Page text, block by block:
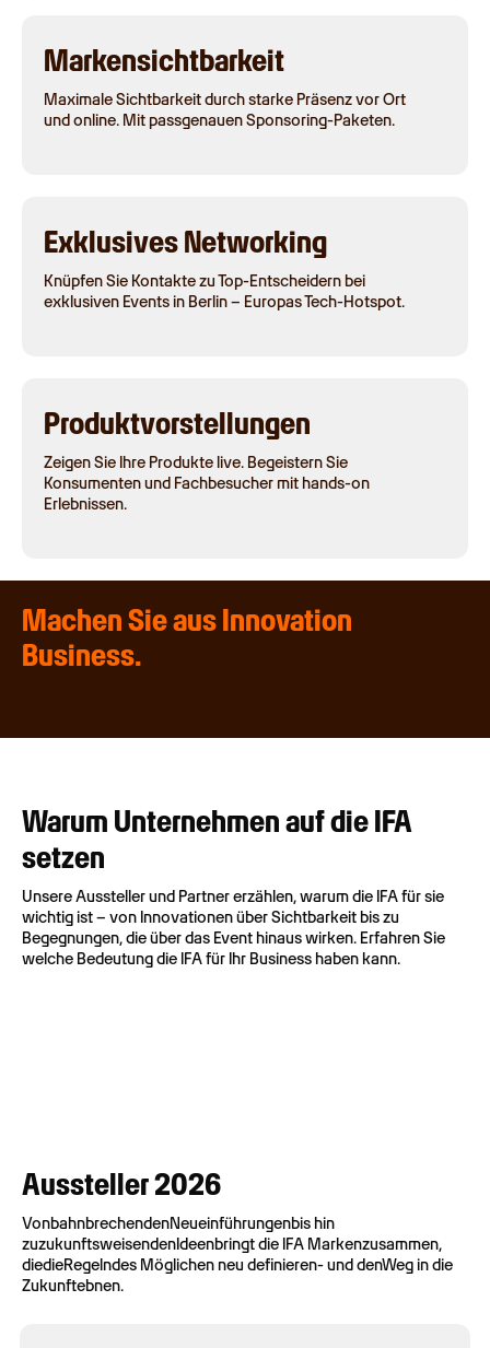
Markensichtbarkeit
Maximale Sichtbarkeit durch starke Präsenz vor Ort
und online. Mit passgenauen Sponsoring-Paketen.
Exklusives Networking
Knüpfen Sie Kontakte zu Top-Entscheidern bei
exklusiven Events in Berlin – Europas Tech-Hotspot.
Produktvorstellungen
Zeigen Sie Ihre Produkte live. Begeistern Sie
Konsumenten und Fachbesucher mit hands-on
Erlebnissen.
Machen Sie aus Innovation
Business.
Warum Unternehmen auf die IFA
setzen
Unsere Aussteller und Partner erzählen, warum die IFA für sie
wichtig ist – von Innovationen über Sichtbarkeit bis zu
Begegnungen, die über das Event hinaus wirken. Erfahren Sie
welche Bedeutung die IFA für Ihr Business haben kann.
Aussteller 2026
VonbahnbrechendenNeueinführungenbis hin
zuzukunftsweisendenIdeenbringtdie IFA Markenzusammen,
diedieRegelndes Möglichen neu definieren- und denWeg in die
Zukunftebnen.